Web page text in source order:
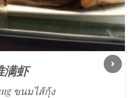
满虾
ขนมไส้กุ้ง
Next